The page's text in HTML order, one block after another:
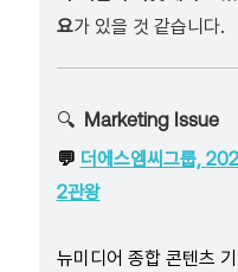
요가 있을 것 같습니다.
🔍 Marketing Issue
💬 더에스엠씨그룹,
2관왕
뉴미디어 종합 콘텐츠